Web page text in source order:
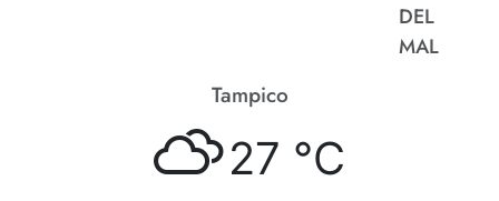
DEL
MAL
Tampico
27 °C